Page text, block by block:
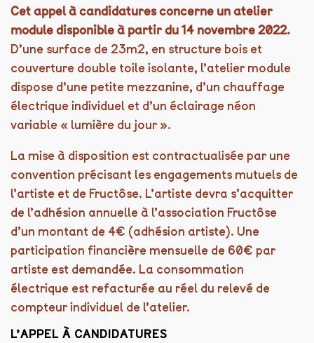
Cet appel à candidatures concerne un atelier
module disponible à partir du 14 novembre 2022.
D’une surface de 23m2, en structure bois et
couverture double toile isolante, l’atelier module
dispose d’une petite mezzanine, d’un chauffage
électrique individuel et d’un éclairage néon
variable « lumière du jour ».
La mise à disposition est contractualisée par une
convention précisant les engagements mutuels de
l’artiste et de Fructôse. L’artiste devra s’acquitter
de l’adhésion annuelle à l’association Fructôse
d’un montant de 4€ (adhésion artiste). Une
participation financière mensuelle de 60€ par
artiste est demandée. La consommation
électrique est refacturée au réel du relevé de
compteur individuel de l’atelier.
L’APPEL À CANDIDATURES